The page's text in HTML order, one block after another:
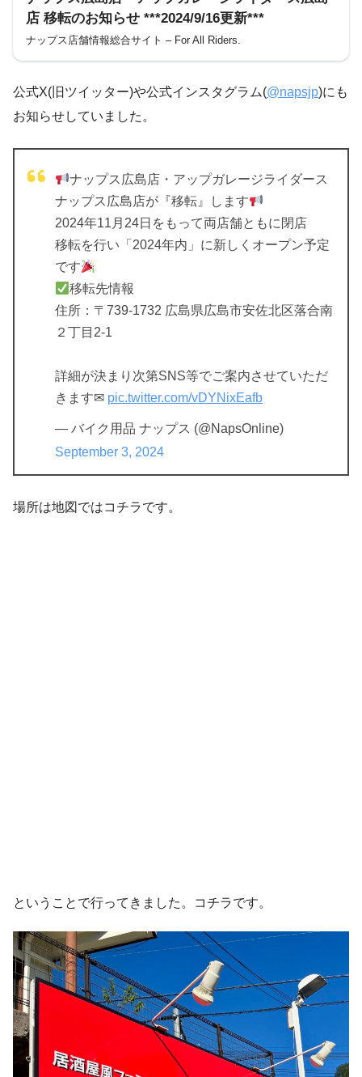
店 移転のお知らせ ***2024/9/16更新***
ナップス店舗情報総合サイト – For All Riders.
公式X(旧ツイッター)や公式インスタグラム(@napsjp)にも
お知らせしていました。
ナップス広島店・アップガレージライダース
ナップス広島店が『移転』します
2024年11月24日をもって両店舗ともに閉店
移転を行い「2024年内」に新しくオープン予定
です
移転先情報
住所：〒739-1732 広島県広島市安佐北区落合南
２丁目2-1
詳細が決まり次第SNS等でご案内させていただ
きます✉ pic.twitter.com/vDYNixEafb
— バイク用品 ナップス (@NapsOnline)
September 3, 2024
場所は地図ではコチラです。
ということで行ってきました。コチラです。